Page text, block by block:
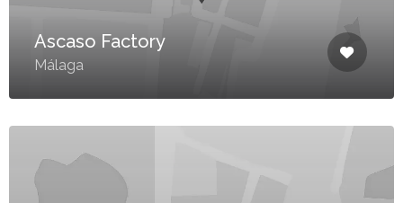
Ascaso Factory
Málaga